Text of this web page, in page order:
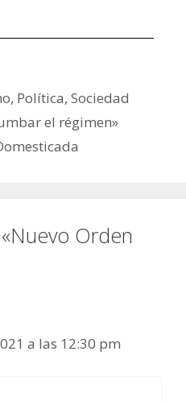
, Política,Sociedad
el régimen»
Orden
a las 12:30 pm